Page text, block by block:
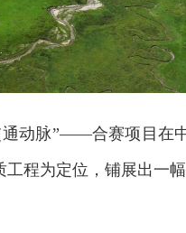
动脉”——合赛项目在
程为定位，铺展出一